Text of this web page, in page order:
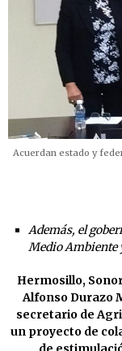
Acuerdan estado y
Además, el
Medio Ambiente
Hermosillo,
Alfonso Durazo
secretario de
un proyecto de